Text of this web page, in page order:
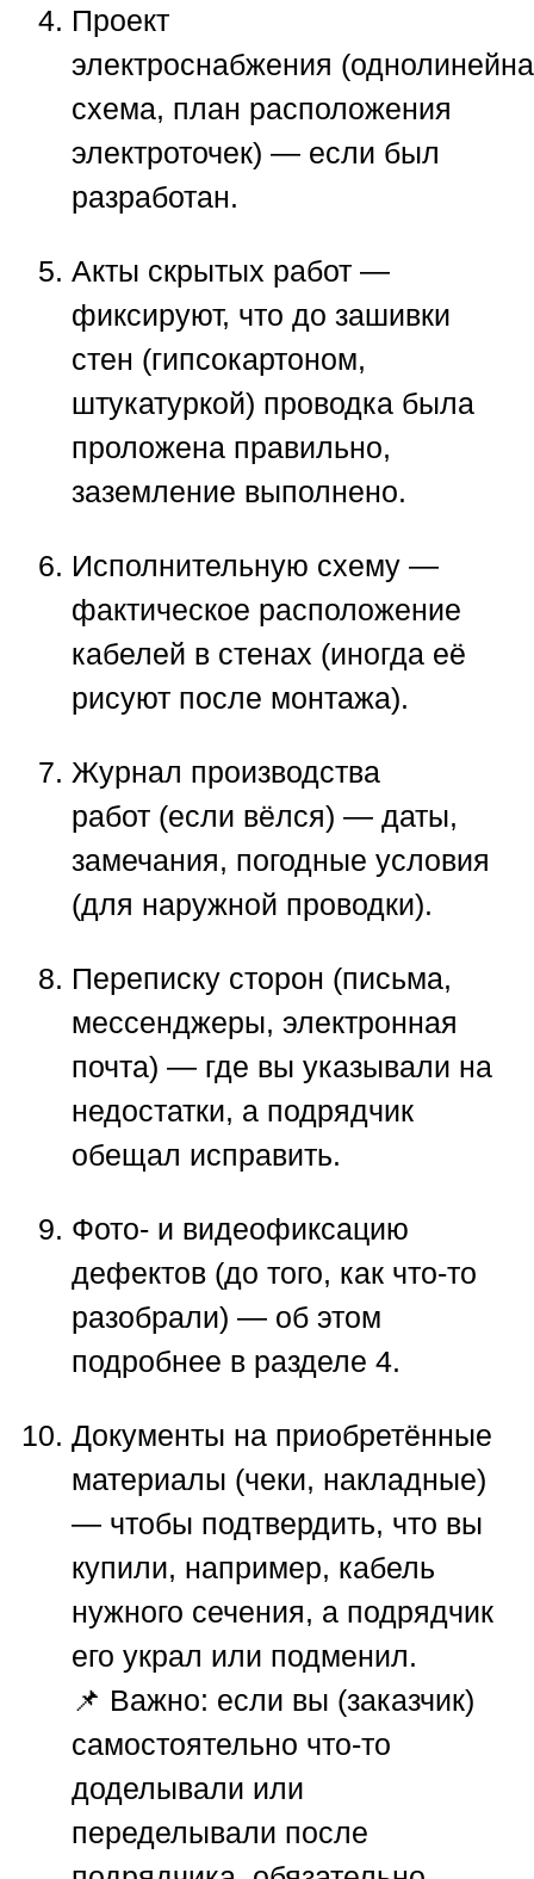
Проект
электроснабжения
схема, план расположения
электроточек) — если был
разработан.
Акты скрытых работ —
фиксируют, что до зашивки
стен (гипсокартоном,
штукатуркой) проводка была
проложена правильно,
заземление выполнено.
Исполнительную схему —
фактическое расположение
кабелей в стенах (иногда её
рисуют после монтажа).
Журнал производства
работ (если вёлся) — даты,
замечания, погодные условия
(для наружной проводки).
Переписку сторон (письма,
мессенджеры, электронная
почта) — где вы указывали на
недостатки, а подрядчик
обещал исправить.
Фото- и видеофиксацию
дефектов (до того, как что-то
разобрали) — об этом
подробнее в разделе 4.
Документы на приобретённые
материалы (чеки, накладные)
— чтобы подтвердить, что вы
купили, например, кабель
нужного сечения, а подрядчик
его украл или подменил.
📌 Важно: если вы (заказчик)
самостоятельно что-то
доделывали или
переделывали после